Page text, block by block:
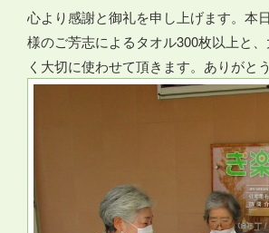
心より感謝と御礼を申し上げます。本
様のご芳志によるタオル300枚以上と
く大切に使わせて頂きます。ありがと